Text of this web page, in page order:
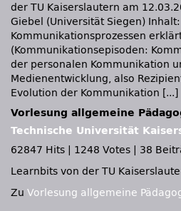
der TU Kaiserslautern am
Giebel (Universität Siegen)
Kommunikationsprozessen
(Kommunikationsepisoden:
der personalen Kommunikation
Medienentwicklung, also
Evolution der Kommunikation [...]
Vorlesung allgemeine
Technische Universität
62847 Hits
1248 Votes
38
Learnbits von der TU
Zu Vorlesung allgemeine